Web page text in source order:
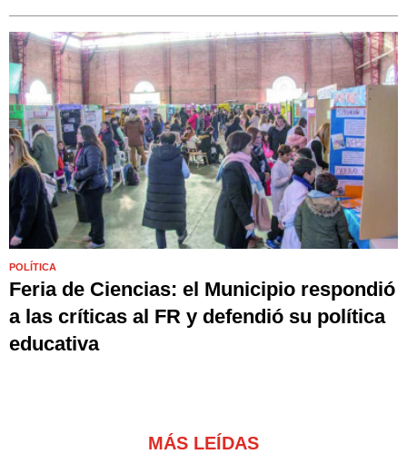
POLÍTICA
Feria de Ciencias: el Municipio respondió
a las críticas al FR y defendió su política
educativa
MÁS LEÍDAS